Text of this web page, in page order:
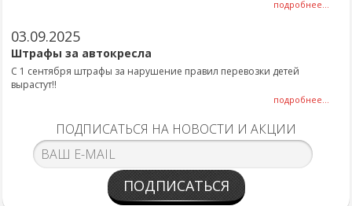
подробнее...
03.09.2025
Штрафы за автокресла
С 1 сентября штрафы за нарушение правил перевозки детей
вырастут!!
подробнее...
ПОДПИСАТЬСЯ НА НОВОСТИ И АКЦИИ
ПОДПИСАТЬСЯ